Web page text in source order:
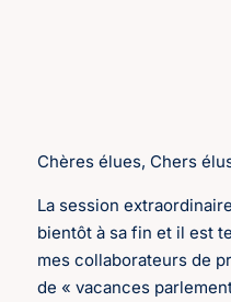
Chères élues, Chers
La session
bientôt à sa fin et il est
mes collaborateurs de
de « vacances